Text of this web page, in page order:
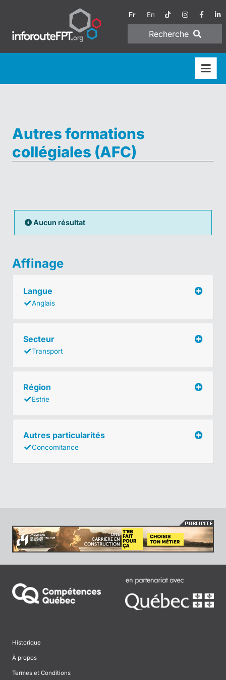
Fr En
Recherche
Autres formations
collégiales (AFC)
Aucun résultat
Affinage
Langue
Anglais
Secteur
Transport
Région
Estrie
Autres particularités
Concomitance
Historique
À propos
Termes et Conditions